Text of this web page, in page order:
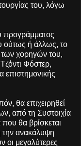
του, λόγω
προγράμματος
ούτως ή άλλως, το
των χορηγών του,
Φόστερ,
επιστημονικής
θα επιχειρηθεί
από τη Συστοιχία
θα βρίσκεται
ανακάλυψη
μεγαλύτερες